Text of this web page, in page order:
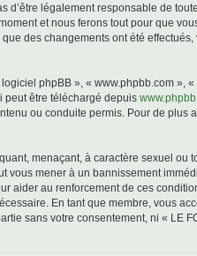
légalement responsable de
et nous ferons tout pour que
des changements ont été
phpBB », « www.phpbb.com »,
peut être téléchargé depuis
ou conduite permis. Pour de
menaçant, à caractère sexuel
mener à un bannissement
au renforcement de ces
En tant que membre, vous
sans votre consentement, ni « LE